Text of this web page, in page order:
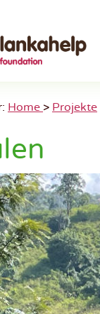
Home > Projekte